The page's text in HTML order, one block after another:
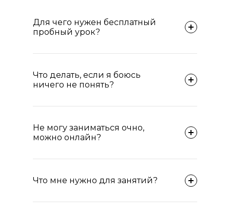
Для чего нужен бесплатный
пробный урок?
Что делать, если я боюсь
ничего не понять?
Не могу заниматься очно,
можно онлайн?
Что мне нужно для занятий?